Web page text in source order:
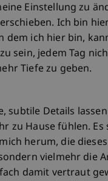
Einstellung zu
Ich bin
dem ich hier bin,
sein, jedem Tag
Tiefe zu geben.
subtile Details
zu Hause fühlen.
herum, die
vielmehr die
damit vertraut